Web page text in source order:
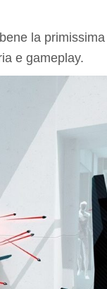
la
e gameplay.